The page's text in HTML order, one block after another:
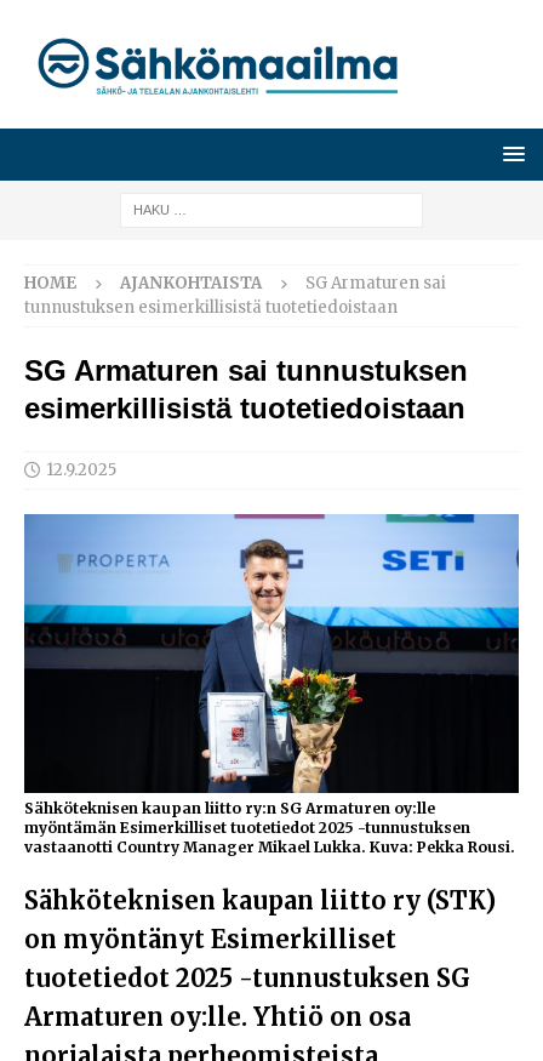
HOME AJANKOHTAISTA
SG Armaturen sai
tunnustuksen esimerkillisistä tuotetiedoistaan
SG Armaturen sai tunnustuksen
esimerkillisistä tuotetiedoistaan
12.9.2025
Sähköteknisen kaupan liitto ry:n SG Armaturen oy:lle
myöntämän Esimerkilliset tuotetiedot 2025 -tunnustuksen
vastaanotti Country Manager Mikael Lukka. Kuva: Pekka Rousi.
Sähköteknisen kaupan liitto ry (STK)
on myöntänyt Esimerkilliset
tuotetiedot 2025 -tunnustuksen SG
Armaturen oy:lle. Yhtiö on osa